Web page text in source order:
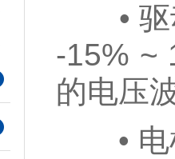
• 驱
-15% ~
的电压
• 电机